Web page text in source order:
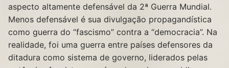
aspecto altamente defensável da 2ª Guerra Mundial.
Menos defensável é sua divulgação propagandística
como guerra do “fascismo” contra a “democracia”. Na
realidade, foi uma guerra entre países defensores da
ditadura como sistema de governo, liderados pelas